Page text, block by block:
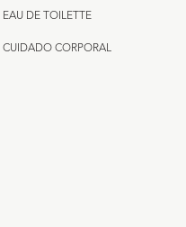
EAU DE TOILETTE
CUIDADO CORPORAL